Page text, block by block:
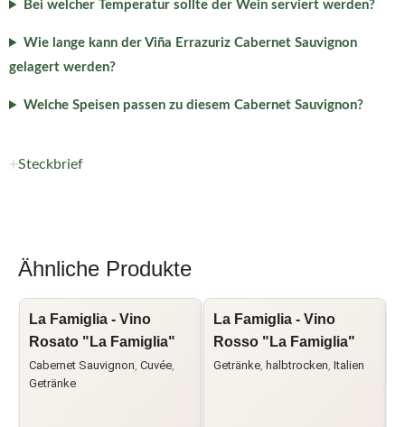
Bei welcher Temperatur sollte der Wein serviert werden?
Wie lange kann der Viña Errazuriz Cabernet Sauvignon
gelagert werden?
Welche Speisen passen zu diesem Cabernet Sauvignon?
Steckbrief
Ähnliche Produkte
La Famiglia - Vino
Rosato "La Famiglia"
Cabernet Sauvignon, Cuvée,
Getränke
La Famiglia - Vino
Rosso "La Famiglia"
Getränke, halbtrocken, Italien